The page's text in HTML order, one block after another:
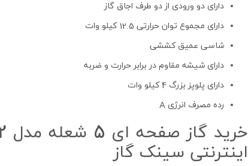
دارای دو ورودی از دو طرف اجاق گاز
دارای مجموع توان حرارتی 12.5 کیلو وات
شاسی عمیق کششی
دارای شیشه مقاوم در برابر حرارت و ضربه
دارای پلوپز بزرگ 4 کیلو وات
رده مصرف انرژی A
اینترنتی سینک گاز